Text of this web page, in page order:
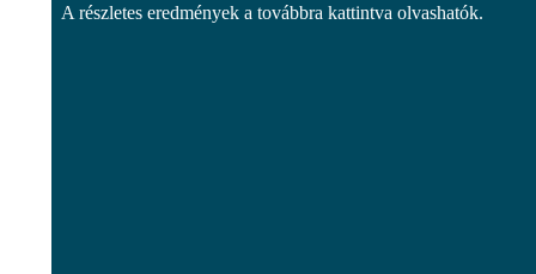
A részletes eredmények a továbbra kattintva olvashatók.